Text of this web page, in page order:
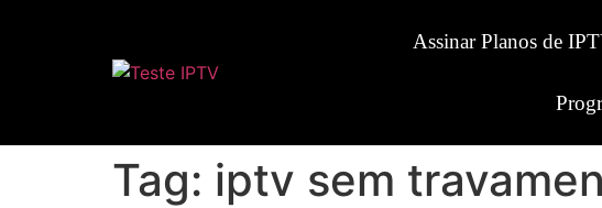
Assinar Planos de
Tag: iptv sem